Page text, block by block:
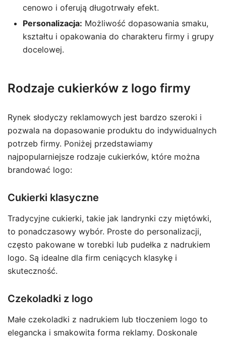
cenowo i oferują długotrwały efekt.
Personalizacja: Możliwość dopasowania smaku,
kształtu i opakowania do charakteru firmy i grupy
docelowej.
Rodzaje cukierków z logo firmy
Rynek słodyczy reklamowych jest bardzo szeroki i
pozwala na dopasowanie produktu do indywidualnych
potrzeb firmy. Poniżej przedstawiamy
najpopularniejsze rodzaje cukierków, które można
brandować logo:
Cukierki klasyczne
Tradycyjne cukierki, takie jak landrynki czy miętówki,
to ponadczasowy wybór. Proste do personalizacji,
często pakowane w torebki lub pudełka z nadrukiem
logo. Są idealne dla firm ceniących klasykę i
skuteczność.
Czekoladki z logo
Małe czekoladki z nadrukiem lub tłoczeniem logo to
elegancka i smakowita forma reklamy. Doskonale